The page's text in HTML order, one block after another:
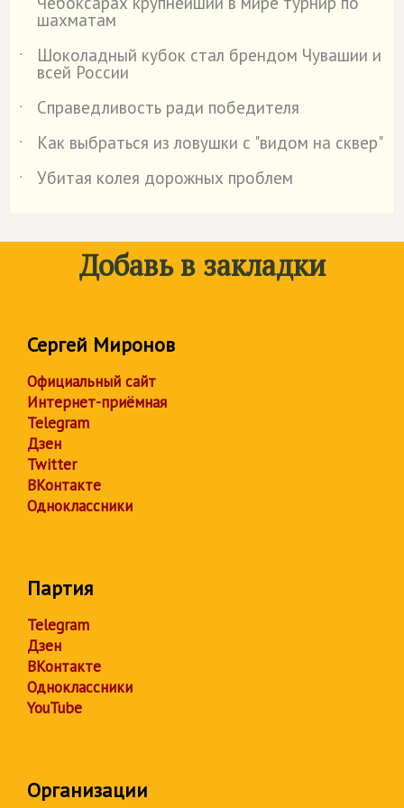
шахматам
˙
Шоколадный кубок стал брендом Чувашии и
всей России
˙
Справедливость ради победителя
˙
Как выбраться из ловушки с "видом на сквер"
˙
Убитая колея дорожных проблем
Добавь в закладки
Сергей Миронов
Официальный сайт
Интернет-приёмная
Telegram
Дзен
Twitter
ВКонтакте
Одноклассники
Партия
Telegram
Дзен
ВКонтакте
Одноклассники
YouTube
Организации